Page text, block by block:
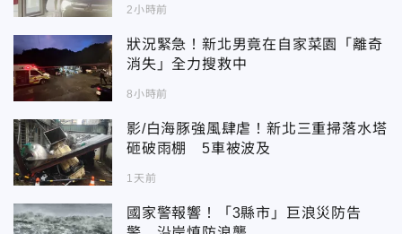
2小時前
狀況緊急！新北男竟在自家菜園「離奇
消失」全力搜救中
8小時前
影/白海豚強風肆虐！新北三重掃落水塔
砸破雨棚 5車被波及
1天前
國家警報響！「3縣市」巨浪災防告